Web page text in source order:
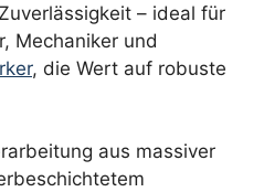
– ideal für
Mechaniker und
, die Wert auf robuste
aus massiver